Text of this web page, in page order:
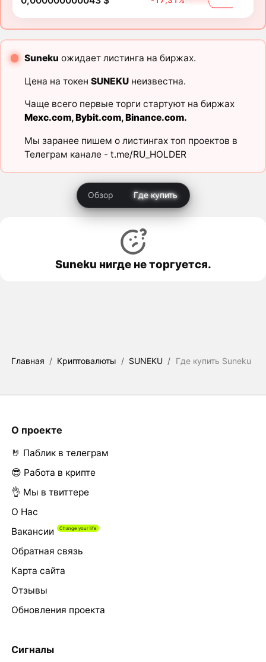
Suneku ожидает листинга на биржах.
Цена на токен SUNEKUнеизвестна.
Чаще всего первые торги стартуют на биржах
Mexc.com,Bybit.com,Binance.com.
Мы заранее пишем о листингах топ проектов в
Телеграм канале - t.me/RU_HOLDER
Обзор Где купить
Suneku нигде не торгуется.
Главная / Криптовалюты / SUNEKU / Где купить Suneku
О проекте
🤘 Паблик в телеграм
😎 Работа в крипте
👌 Мы в твиттере
О Нас
Вакансии
Обратная связь
Карта сайта
Отзывы
Обновления проекта
Сигналы